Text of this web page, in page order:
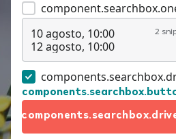
10 agosto, 10:00
12 agosto, 10:00
2